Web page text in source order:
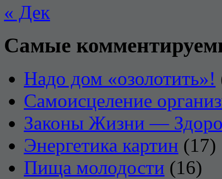
« Дек
Самые
Надо дом «озолотить»!
Самоисцеление
Законы Жизни —
Энергетика картин (17)
Пища молодости (16)